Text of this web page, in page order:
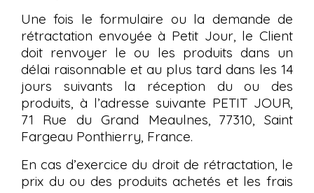
Une fois le formulaire ou la demande de
rétractation envoyée à Petit Jour, le Client
doit renvoyer le ou les produits dans un
délai raisonnable et au plus tard dans les 14
jours suivants la réception du ou des
produits, à l’adresse suivante PETIT JOUR,
71 Rue du Grand Meaulnes, 77310, Saint
Fargeau Ponthierry, France.
En cas d’exercice du droit de rétractation, le
prix du ou des produits achetés et les frais